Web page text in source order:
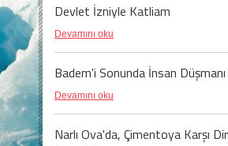
Devlet İzniyle Katliam
Devamını oku
Badem'i Sonunda İnsan Düşmanı
Devamını oku
Narlı Ova'da, Çimentoya Karşı